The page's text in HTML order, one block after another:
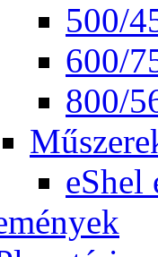
500/
600/
800/
eS­hel